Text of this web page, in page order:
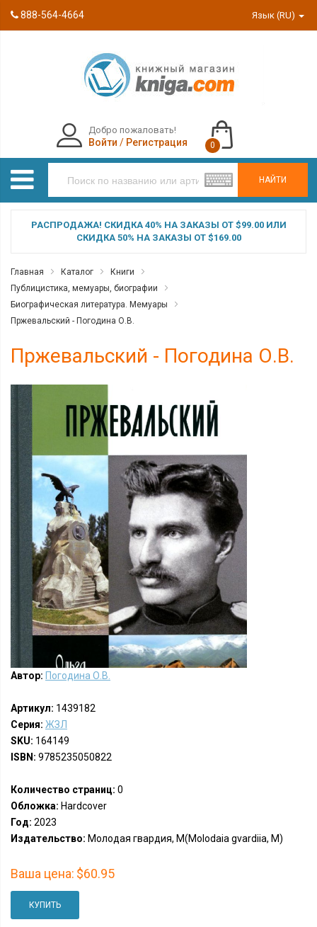
888-564-4664 Язык (RU)
НАЙТИ
Добро пожаловать!
Войти / Регистрация 0
РАСПРОДАЖА! СКИДКА 40% НА ЗАКАЗЫ ОТ $99.00 ИЛИ
СКИДКА 50% НА ЗАКАЗЫ ОТ $169.00
Главная Каталог
Книги
Публицистика, мемуары, биографии
Биографическая литература. Мемуары
Пржевальский - Погодина О.В.
Пржевальский - Погодина О.В.
Автор: Погодина О.В.
Артикул: 1439182
Серия: ЖЗЛ
SKU: 164149
ISBN: 9785235050822
Количество страниц: 0
Обложка: Hardcover
Год: 2023
Издательство: Молодая гвардия, М(Molodaia gvardiia, M)
Ваша цена: $60.95
КУПИТЬ